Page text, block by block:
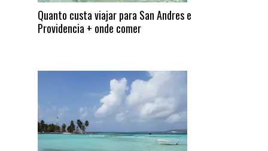
Quanto custa viajar para San Andres e
Providencia + onde comer